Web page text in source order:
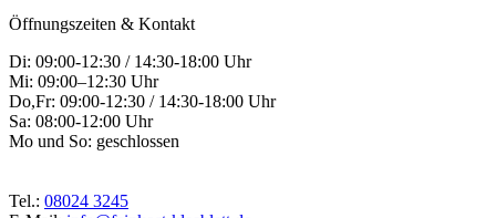
Öffnungszeiten & Kontakt
Di: 09:00-12:30 / 14:30-18:00 Uhr
Mi: 09:00–12:30 Uhr
Do,Fr: 09:00-12:30 / 14:30-18:00 Uhr
Sa: 08:00-12:00 Uhr
Mo und So: geschlossen
Tel.: 08024 3245